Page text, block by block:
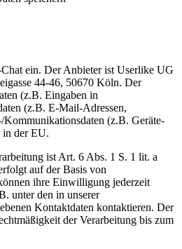
ein. Der Anbieter ist Userlike UG
44-46, 50670 Köln. Der
(z.B. Eingaben in
(z.B. E-Mail-Adressen,
(z.B. Geräte-
in der EU.
ist Art. 6 Abs. 1 S. 1 lit. a
auf der Basis von
ihre Einwilligung jederzeit
unter den in unserer
Kontaktdaten kontaktieren. Der
der Verarbeitung bis zum